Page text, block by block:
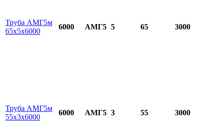
Труба АМГ5м
65х5х6000
6000 АМГ5 5 65
3000
Труба АМГ5м
55х3х6000
6000 АМГ5 3 55
3000